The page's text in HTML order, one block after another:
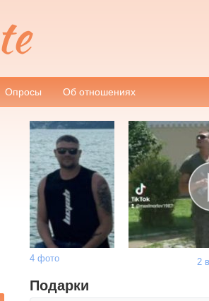
Опросы Об отношениях
4 фото 2
Подарки